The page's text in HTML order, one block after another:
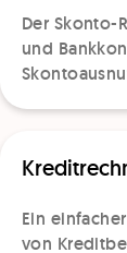
Der Skonto-
und
Ein
von